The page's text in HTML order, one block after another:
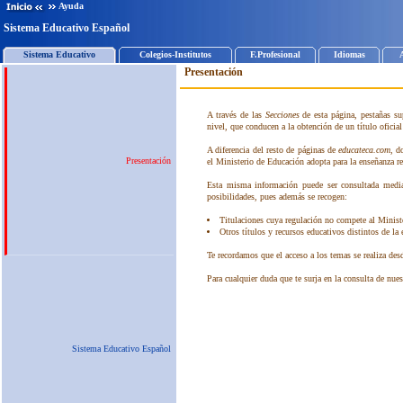
Ayuda
Sistema Educativo Español
Sistema Educativo Colegios-Institutos F.Profesional Idiomas
Presentación
Sistema Educativo Español